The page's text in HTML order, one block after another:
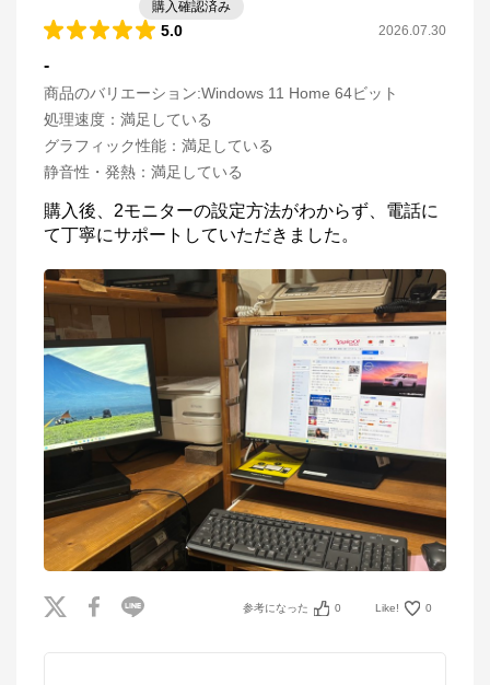
購入確認済み
5.0 2026.07.30
-
商品のバリエーション:Windows 11 Home 64ビット
処理速度 ： 満足している
グラフィック性能 ： 満足している
静音性・発熱 ： 満足している
購入後、2モニターの設定方法がわからず、電話に
て丁寧にサポートしていただきました。
参考になった 0 Like! 0